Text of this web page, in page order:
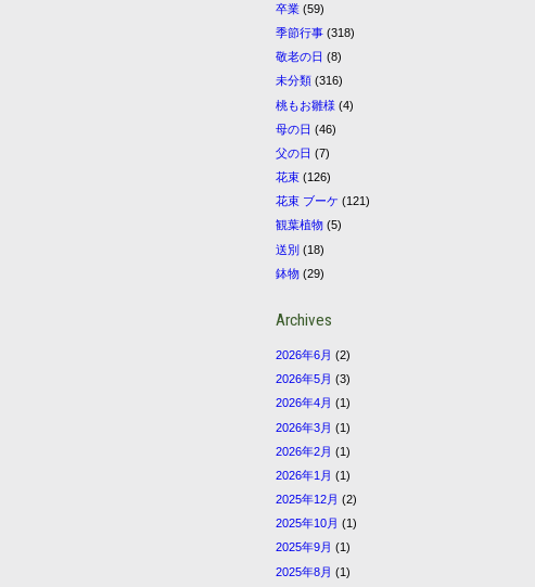
卒業 (59)
季節行事 (318)
敬老の日 (8)
未分類 (316)
桃もお雛様 (4)
母の日 (46)
父の日 (7)
花束 (126)
花束 ブーケ (121)
観葉植物 (5)
送別 (18)
鉢物 (29)
Archives
2026年6月 (2)
2026年5月 (3)
2026年4月 (1)
2026年3月 (1)
2026年2月 (1)
2026年1月 (1)
2025年12月 (2)
2025年10月 (1)
2025年9月 (1)
2025年8月 (1)